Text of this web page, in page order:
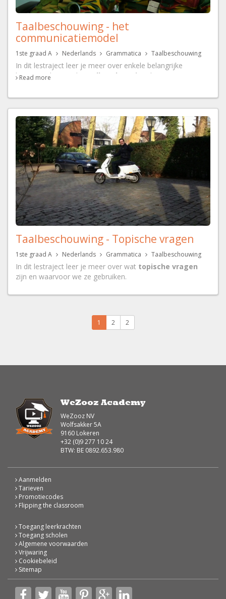
Taalbeschouwing - het
communicatiemodel
1ste graad A Nederlands Grammatica Taalbeschouwing
In dit lestraject leer je meer over enkele belangrijke
begrippen binnen de
taalbeschouwing
: het
Read more
Taalbeschouwing - Topische vragen
1ste graad A Nederlands Grammatica Taalbeschouwing
In dit lestraject leer je meer over wat topische vragen
zijn en waarvoor we ze gebruiken.
1 2 2
WeZooz Academy
WeZooz NV
Wolfsakker 5A
9160 Lokeren
+32 (0)9 277 10 24
BTW: BE 0892.653.980
Aanmelden
Tarieven
Promotiecodes
Flipping the classroom
Toegang leerkrachten
Toegang scholen
Algemene voorwaarden
Vrijwaring
Cookiebeleid
Sitemap